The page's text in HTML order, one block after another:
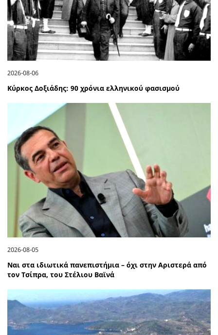
2026-08-06
Κύρκος Δοξιάδης: 90 χρόνια ελληνικού φασισμού
2026-08-05
Ναι στα ιδιωτικά πανεπιστήμια – όχι στην Αριστερά από
τον Τσίπρα, του Στέλιου Βαϊνά